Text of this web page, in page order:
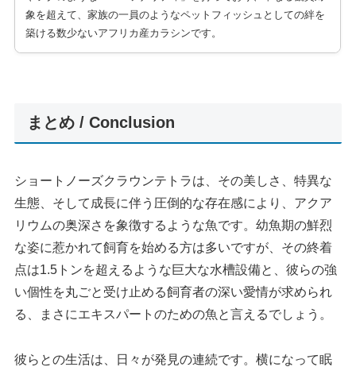
象を超えて、家族の一員のようなペットフィッシュとしての絆を
築ける数少ないアフリカ産カラシンです。
まとめ / Conclusion
ショートノーズクラウンテトラは、その美しさ、特異な
生態、そして成長に伴う圧倒的な存在感により、アクア
リウムの奥深さを象徴するような魚です。幼魚期の鮮烈
な姿に惹かれて飼育を始める方は多いですが、その終着
点は1.5トンを超えるような巨大な水槽設備と、彼らの強
い個性を丸ごと受け止める飼育者の深い愛情が求められ
る、まさにエキスパートのための魚と言えるでしょう。
彼らとの生活は、日々が発見の連続です。横になって眠